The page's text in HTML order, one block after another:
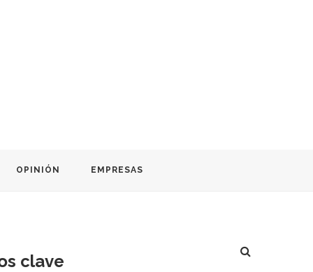
OPINIÓN EMPRESAS
clave